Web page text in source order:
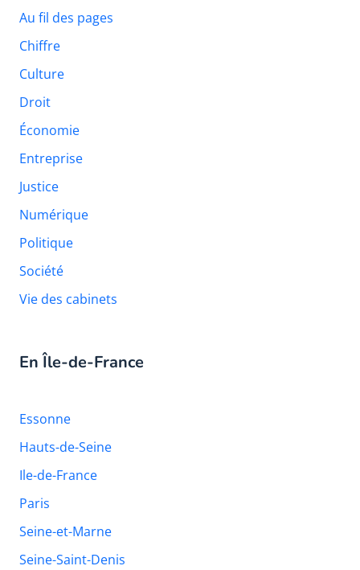
Au fil des pages
Chiffre
Culture
Droit
Économie
Entreprise
Justice
Numérique
Politique
Société
Vie des cabinets
En Île-de-France
Essonne
Hauts-de-Seine
Ile-de-France
Paris
Seine-et-Marne
Seine-Saint-Denis